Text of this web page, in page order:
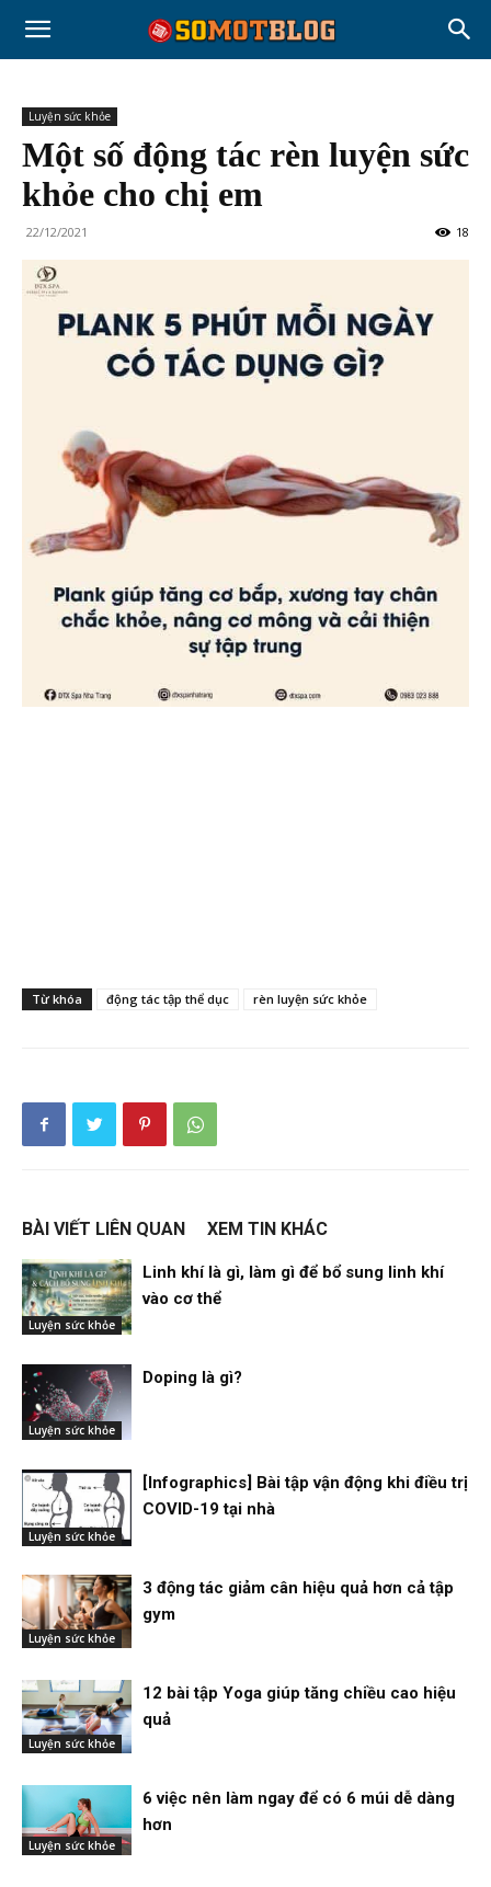
Luyện sức khỏe
Một số động tác rèn luyện sức
khỏe cho chị em
22/12/2021 18
Từ khóa động tác tập thể dục rèn luyện sức khỏe
BÀI VIẾT LIÊN QUAN XEM TIN KHÁC
Luyện sức khỏe
Linh khí là gì, làm gì để bổ sung linh khí
vào cơ thể
Luyện sức khỏe
Doping là gì?
Luyện sức khỏe
[Infographics] Bài tập vận động khi điều trị
COVID-19 tại nhà
Luyện sức khỏe
3 động tác giảm cân hiệu quả hơn cả tập
gym
Luyện sức khỏe
12 bài tập Yoga giúp tăng chiều cao hiệu
quả
Luyện sức khỏe
6 việc nên làm ngay để có 6 múi dễ dàng
hơn